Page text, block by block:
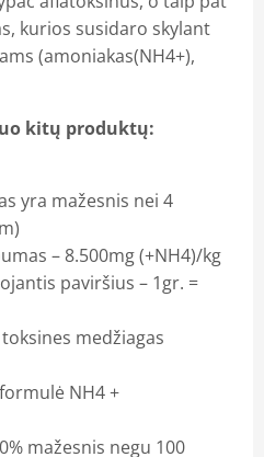
kurios susidaro skylant
(amoniakas(NH4+),
kitų produktų:
yra mažesnis nei 4
– 8.500mg (+NH4)/kg
paviršius – 1gr. =
medžiagas
NH4 +
mažesnis negu 100